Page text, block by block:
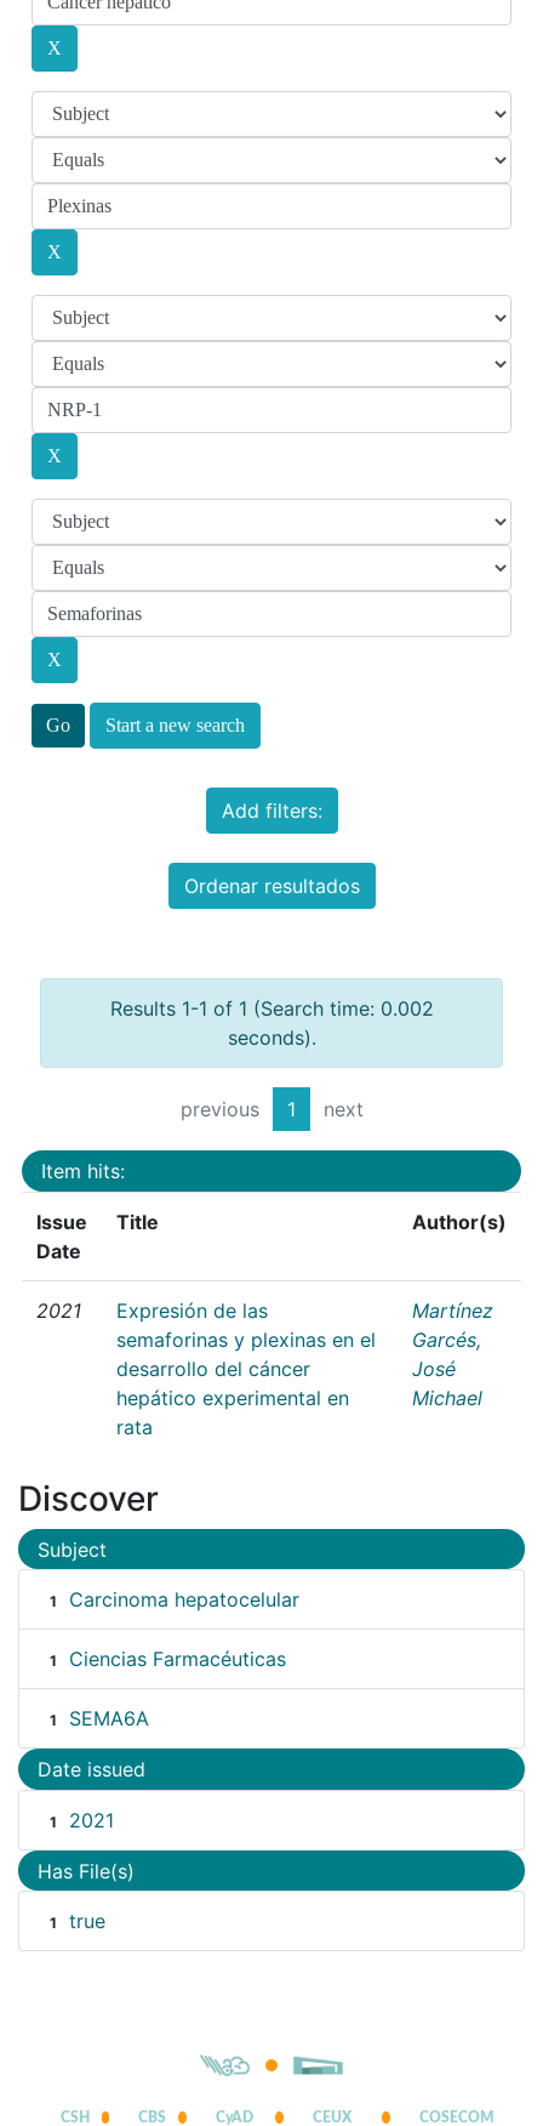
Start a new search
Add filters:
Ordenar resultados
Results 1-1 of 1 (Search time: 0.002
seconds).
previous 1 next
Item hits:
Issue
Date
Title Author(s)
2021
Expresión de las
semaforinas y plexinas en el
desarrollo del cáncer
hepático experimental en
rata
Martínez
Garcés,
José
Michael
Discover
Subject
1 Carcinoma hepatocelular
1 Ciencias Farmacéuticas
1 SEMA6A
Date issued
1 2021
Has File(s)
1 true
CSH CBS CyAD CEUX COSECOM